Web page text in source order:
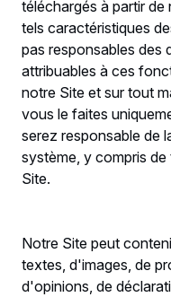
téléchargés à partir
tels caractéristiques
pas responsables des
attribuables à ces
notre Site et sur tout
vous le faites
serez responsable de
système, y compris
Site.
Notre Site peut
textes, d'images, de
d'opinions, de